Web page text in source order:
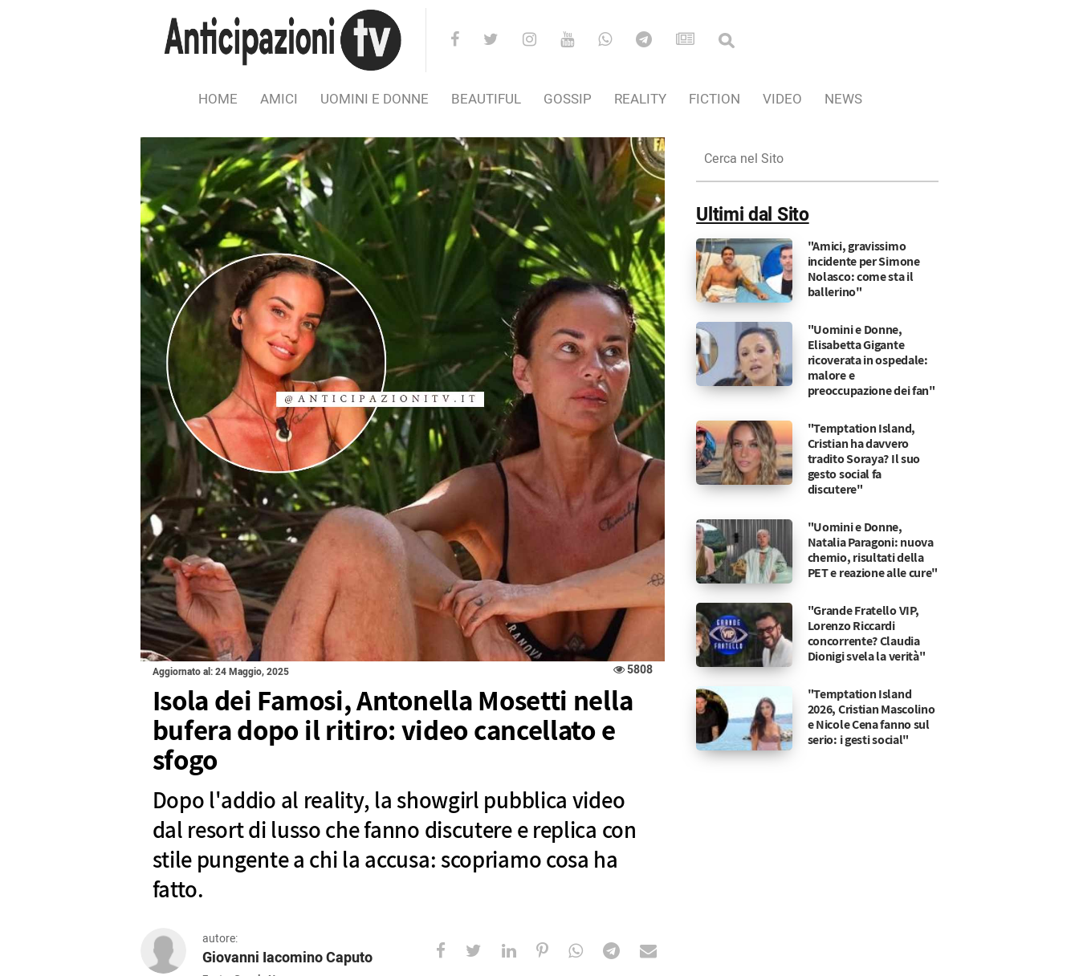
HOME AMICI UOMINI E DONNE BEAUTIFUL GOSSIP REALITY FICTION VIDEO NEWS
Aggiornato al: 24 Maggio, 2025 5808
Isola dei Famosi, Antonella Mosetti nella
bufera dopo il ritiro: video cancellato e
sfogo
Dopo l'addio al reality, la showgirl pubblica video
dal resort di lusso che fanno discutere e replica con
stile pungente a chi la accusa: scopriamo cosa ha
fatto.
autore:
Giovanni Iacomino Caputo
nel
Sito
Ultimi dal Sito
"Amici, gravissimo
incidente per Simone
Nolasco: come sta il
ballerino"
"Uomini e Donne,
Elisabetta Gigante
ricoverata in ospedale:
malore e
preoccupazione dei fan"
"Temptation Island,
Cristian ha davvero
tradito Soraya? Il suo
gesto social fa
discutere"
"Uomini e Donne,
Natalia Paragoni: nuova
chemio, risultati della
PET e reazione alle cure"
"Grande Fratello VIP,
Lorenzo Riccardi
concorrente? Claudia
Dionigi svela la verità"
"Temptation Island
2026, Cristian Mascolino
e Nicole Cena fanno sul
serio: i gesti social"